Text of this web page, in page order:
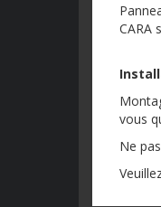
CARA
vous
Ne